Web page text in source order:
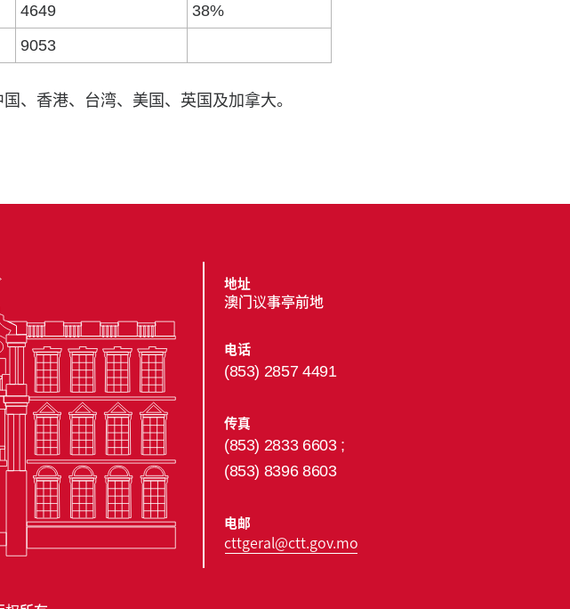
4649
38%
9053
、香港、台湾、美国、英国及加拿大。
地址
澳门议事亭前地
电话
(853) 2857 4491
传真
(853) 2833 6603 ;
(853) 8396 8603
电邮
cttgeral@ctt.gov.mo